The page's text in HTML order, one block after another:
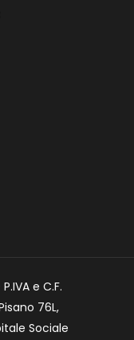
e C.F.
76L,
Sociale